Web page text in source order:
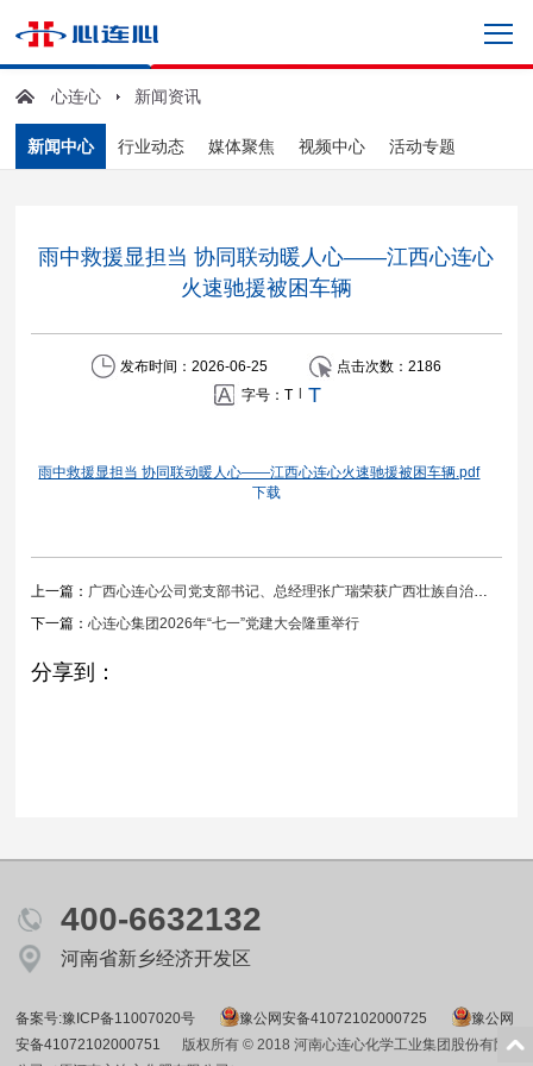
心连心 新闻资讯
新闻中心 行业动态 媒体聚焦 视频中心 活动专题
雨中救援显担当 协同联动暖人心——江西心连心
火速驰援被困车辆
发布时间：2026-06-25 点击次数：2186
字号： T | T
雨中救援显担当 协同联动暖人心——江西心连心火速驰援被困车辆.pdf
下载
上一篇： 广西心连心公司党支部书记、总经理张广瑞荣获广西壮族自治区“优秀共产党员”荣誉称号
下一篇：心连心集团2026年“七一”党建大会隆重举行
分享到：
400-6632132
河南省新乡经济开发区
备案号:豫ICP备11007020号 豫公网安备41072102000725
豫公网
安备41072102000751
版权所有 © 2018 河南心连心化学工业集团股份有限